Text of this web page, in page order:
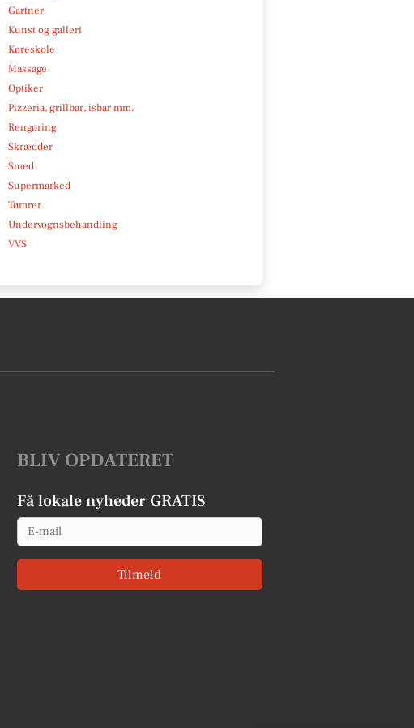
Gartner
Kunst og galleri
Køreskole
Massage
Optiker
Pizzeria, grillbar, isbar mm.
Rengøring
Skrædder
Smed
Supermarked
Tømrer
Undervognsbehandling
VVS
BLIV OPDATERET
Få lokale nyheder GRATIS
Email
Tilmeld